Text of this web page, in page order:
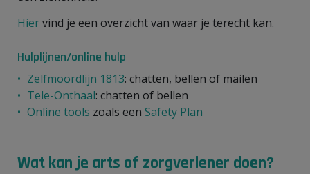
Hiervind je een overzicht van waar je terecht kan.
Hulplijnen/online hulp
Zelfmoordlijn 1813: chatten, bellen of mailen
Tele-Onthaal: chatten of bellen
Online tools zoals een Safety Plan
Wat kan je arts of zorgverlener doen?